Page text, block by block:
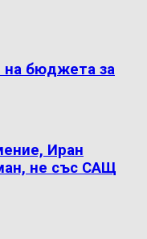
на бюджета за
Иран
не със САЩ